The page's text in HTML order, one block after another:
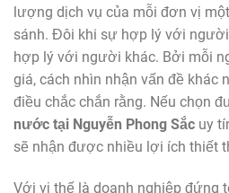
lượng dịch vụ của mỗi đơn vị
sánh. Đôi khi sự hợp lý với
hợp lý với người khác. Bởi mỗi
giá, cách nhìn nhận vấn đề khác
điều chắc chắn rằng. Nếu chọn
nước tại Nguyễn Phong Sắc uy
sẽ nhận được nhiều lợi ích thiết
Với vị thế là doanh nghiệp đứng